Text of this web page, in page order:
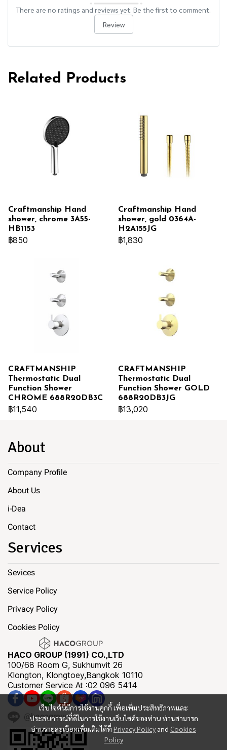
There are no ratings and reviews yet. Be the first to comment.
Review
Related Products
Craftmanship Hand
shower, chrome 3A55-
HB1153
฿850
Craftmanship Hand
shower, gold 0364A-
H2A155JG
฿1,830
CRAFTMANSHIP
Thermostatic Dual
Function Shower
CHROME 688R20DB3C
฿11,540
CRAFTMANSHIP
Thermostatic Dual
Function Shower GOLD
688R20DB3JG
฿13,020
เว็บไซต์นี้มีการใช้งานคุกกี้ เพื่อเพิ่มประสิทธิภาพและ
ประสบการณ์ที่ดีในการใช้งานเว็บไซต์ของท่าน ท่านสามารถ
อ่านรายละเอียดเพิ่มเติมได้ที่ Privacy Policy and Cookies
Policy
About
Company Profile
About Us
i-Dea
Contact
Services
Sevices
Service Policy
Privacy Policy
Cookies Policy
HACO GROUP (1991) CO.,LTD
100/68 Room G, Sukhumvit 26
Klongton, Klongtoey,Bangkok 10110
Customer Service At :02 096 5414
@hacogroup